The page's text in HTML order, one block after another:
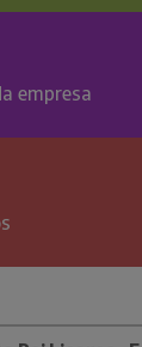
empresa